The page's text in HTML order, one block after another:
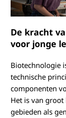
w
De kracht
voor jonge
Biotechnologie
technische
componenten
Het is van
gebieden als